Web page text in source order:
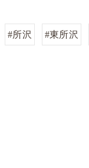
#所沢 #東所沢